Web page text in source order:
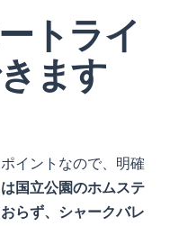
トライ
ます
イントなので、明確
国立公園のホムステ
らず、シャークバレ